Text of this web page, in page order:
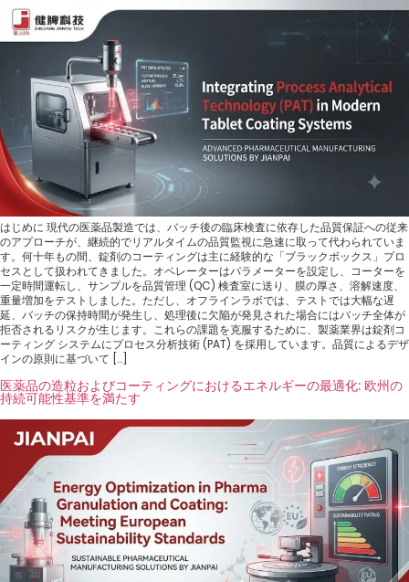
はじめに 現代の医薬品製造では、バッチ後の臨床検査に依存した品質保証への従来
のアプローチが、継続的でリアルタイムの品質監視に急速に取って代わられていま
す。何十年もの間、錠剤のコーティングは主に経験的な「ブラックボックス」プロ
セスとして扱われてきました。オペレーターはパラメーターを設定し、コーターを
一定時間運転し、サンプルを品質管理 (QC) 検査室に送り、膜の厚さ、溶解速度、
重量増加をテストしました。ただし、オフラインラボでは、テストでは大幅な遅
延、バッチの保持時間が発生し、処理後に欠陥が発見された場合にはバッチ全体が
拒否されるリスクが生じます。これらの課題を克服するために、製薬業界は錠剤コ
ーティング システムにプロセス分析技術 (PAT) を採用しています。品質によるデザ
インの原則に基づいて […]
医薬品の造粒およびコーティングにおけるエネルギーの最適化: 欧州の
持続可能性基準を満たす